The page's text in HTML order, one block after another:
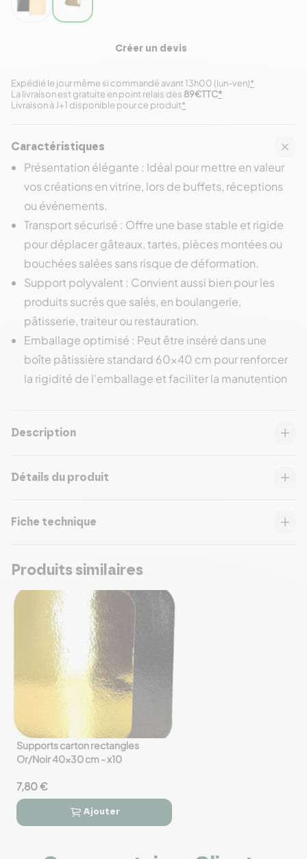
Créer un devis
Expédié le jour même si commandé avant 13h00 (lun-ven)*
Livraison à J+1 disponible pour ce produit*
La livraison est gratuite en point relais dès 89€TTC*
Caractéristiques
Présentation élégante : Idéal pour mettre en valeur
vos créations en vitrine, lors de buffets, réceptions
ou événements.
Transport sécurisé : Offre une base stable et rigide
pour déplacer gâteaux, tartes, pièces montées ou
bouchées salées sans risque de déformation.
Support polyvalent : Convient aussi bien pour les
produits sucrés que salés, en boulangerie,
pâtisserie, traiteur ou restauration.
Emballage optimisé : Peut être inséré dans une
boîte pâtissière standard 60x40 cm pour renforcer
la rigidité de l’emballage et faciliter la manutention
Description
Détails du produit
Fiche technique
Produits similaires
favorite_border
Supports carton rectangles
Or/Noir 40x30 cm - x10
7,80 €
 
Ajouter